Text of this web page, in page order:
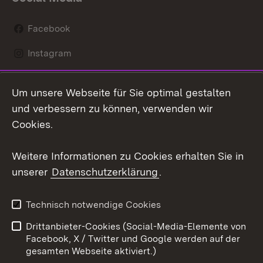
Facebook
Instagram
Mastodon
Youtube
Kontakt
Datenschutz
Barrierefreiheit
Impressum Cookies
Um unsere Webseite für Sie optimal gestalten
und verbessern zu können, verwenden wir
Cookies.
Weitere Informationen zu Cookies erhalten Sie in
unserer Datenschutzerklärung.
Technisch notwendige Cookies
Drittanbieter-Cookies (Social-Media-Elemente von
Facebook, X / Twitter und Google werden auf der
gesamten Webseite aktiviert.)